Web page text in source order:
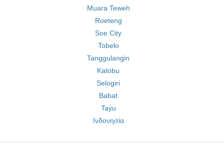
Muara Teweh
Roeteng
Soe City
Tobelo
Tanggulangin
Katobu
Selogiri
Babat
Tayu
Ινδονησία